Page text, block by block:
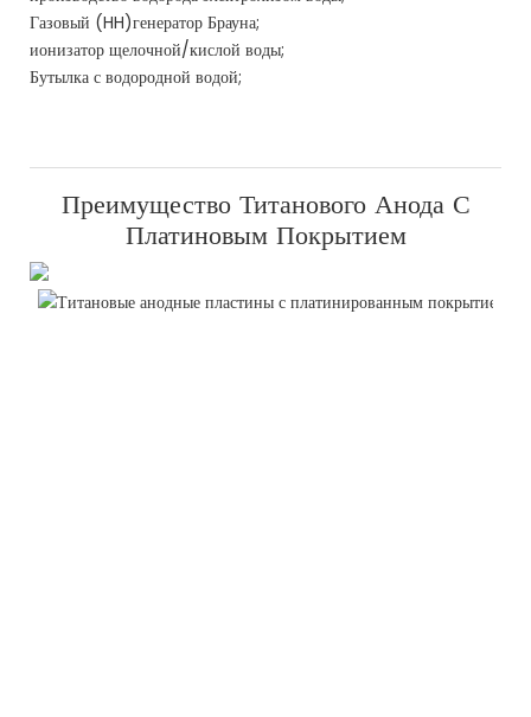
Газовый (HH)генератор Брауна;
ионизатор щелочной/кислой воды;
Бутылка с водородной водой;
Преимущество Титанового Анода С
Платиновым Покрытием